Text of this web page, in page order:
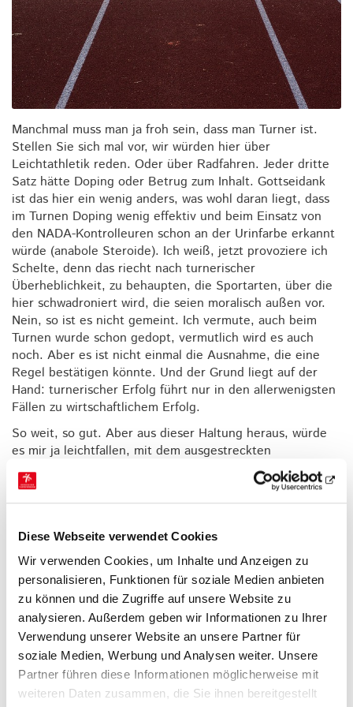
Diese Webseite verwendet Cookies
Wir verwenden Cookies, um Inhalte und Anzeigen zu
personalisieren, Funktionen für soziale Medien anbieten
zu können und die Zugriffe auf unsere Website zu
analysieren. Außerdem geben wir Informationen zu Ihrer
Verwendung unserer Website an unsere Partner für
soziale Medien, Werbung und Analysen weiter. Unsere
Partner führen diese Informationen möglicherweise mit
weiteren Daten zusammen, die Sie ihnen bereitgestellt
Manchmal muss man ja froh sein, dass man Turner ist.
Stellen Sie sich mal vor, wir würden hier über
Leichtathletik reden. Oder über Radfahren. Jeder dritte
Satz hätte Doping oder Betrug zum Inhalt. Gottseidank
ist das hier ein wenig anders, was wohl daran liegt, dass
im Turnen Doping wenig effektiv und beim Einsatz von
den NADA-Kontrolleuren schon an der Urinfarbe erkannt
würde (anabole Steroide). Ich weiß, jetzt provoziere ich
Schelte, denn das riecht nach turnerischer
Überheblichkeit, zu behaupten, die Sportarten, über die
hier schwadroniert wird, die seien moralisch außen vor.
Nein, so ist es nicht gemeint. Ich vermute, auch beim
Turnen wurde schon gedopt, vermutlich wird es auch
noch. Aber es ist nicht einmal die Ausnahme, die eine
Regel bestätigen könnte. Und der Grund liegt auf der
Hand: turnerischer Erfolg führt nur in den allerwenigsten
Fällen zu wirtschaftlichem Erfolg.
So weit, so gut. Aber aus dieser Haltung heraus, würde
es mir ja leichtfallen, mit dem ausgestreckten
Studienrats-Zeigefinger auf die Leichtathleten,
Kraftsportler, Radfahrer, Biathleten, und Nordischen zu
deuten. Will ich nicht. Im Gegenteil. Ich will sie mal in
versichern, dass ich Doping für verabscheuenswürdigen
Betrug halte, den es unbedingt zu verfolgen und
bestrafen gilt.
Lassen Sie es mich aber trotzdem mal anders beleuchten.
Zum Beispiel am Beispiel der russischen Leichtathletik.
So berichtete in ungeahnter Plakativität (nennen wir es
mal vorsichtig so) die Sportschau gestern über Listen aus
dem Kreml, in dem immer noch Trainer auftauchen,
deren Athleten gedopt hatten oder von ihnen
offenkundig zu selbigem angeleitet worden waren. Ein